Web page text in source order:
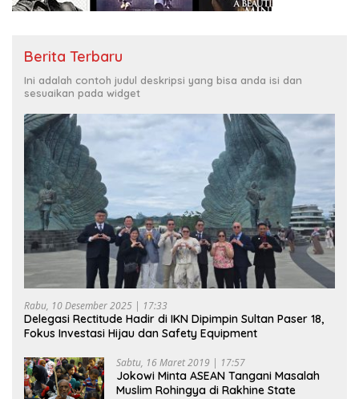
Berita Terbaru
Ini adalah contoh judul deskripsi yang bisa anda isi dan
sesuaikan pada widget
Rabu, 10 Desember 2025 | 17:33
Delegasi Rectitude Hadir di IKN Dipimpin Sultan Paser 18,
Fokus Investasi Hijau dan Safety Equipment
Sabtu, 16 Maret 2019 | 17:57
Jokowi Minta ASEAN Tangani Masalah
Muslim Rohingya di Rakhine State